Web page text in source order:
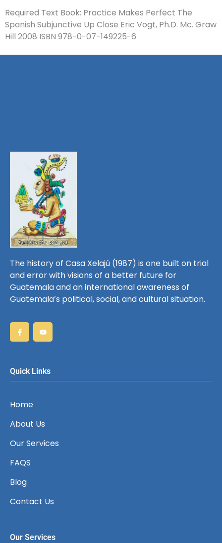
Required Text Book: Practice Makes Perfect The
Spanish Subjunctive Up Close Eric Vogt, Ph.D. Mc. Graw
Hill 2008 ISBN 978-0-07-149225-6
The history of Casa Xelajú (1987) is one built on trial
and error with visions of a better future for
Guatemala and an international awareness of
Guatemala’s political, social, and cultural situation.
Quick Links
Home
About Us
Our Services
FAQS
Blog
Contact Us
Our Services